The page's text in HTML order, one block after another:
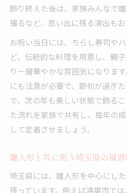
飾り終えた後は、家族みんなで
撮るなど、思い出に残る演出もお
お祝い当日には、ちらし寿司や
ど、伝統的な料理を用意し、親
り一層華やかな雰囲気になりま
にも注意が必要で、節句が過ぎ
で、次の年も美しい状態で飾る
た流れを家族で共有し、毎年の
して定着させましょう。
雛人形と共に祝う埼玉県の風
埼玉県には、雛人形を中心にし
残っています。例えば鴻巣市で